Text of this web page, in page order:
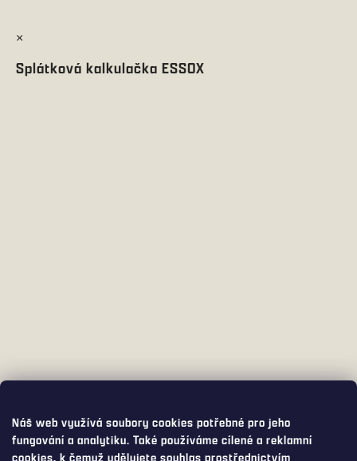
Náš web využívá soubory cookies potřebné pro jeho
fungování a analytiku. Také používáme cílené a reklamní
cookies, k čemuž udělujete souhlas prostřednictvím
×
Splátková kalkulačka ESSOX